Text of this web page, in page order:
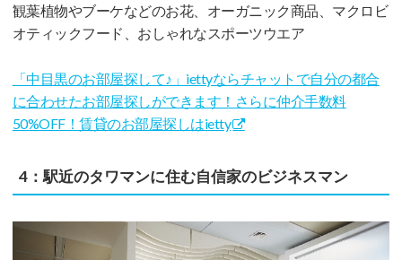
観葉植物やブーケなどのお花、オーガニック商品、マクロビ
オティックフード、おしゃれなスポーツウエア
「中目黒のお部屋探して♪」iettyならチャットで自分の都合
に合わせたお部屋探しができます！さらに仲介手数料
50%OFF！賃貸のお部屋探しはietty
4：駅近のタワマンに住む自信家のビジネスマン